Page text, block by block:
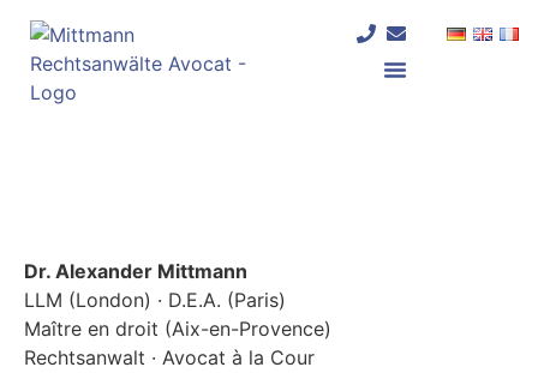
Dr. Alexander Mittmann
LLM (London) · D.E.A. (Paris)
Maître en droit (Aix-en-Provence)
Rechtsanwalt · Avocat à la Cour